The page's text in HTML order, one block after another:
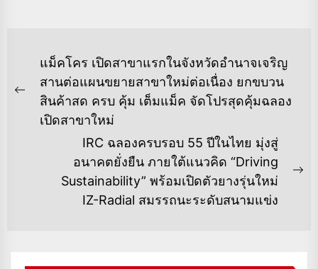
แนะแนว
เรื่อง
Previous
post:
แม็คโคร เปิดสาขาแรกในจังหวัดอำนาจเจริญ
สานต่อแผนขยายสาขาใหม่ต่อเนื่อง ยกขบวน
สินค้าสด ครบ คุ้ม เต็มแม็ค จัดโปรสุดคุ้มฉลอง
เปิดสาขาใหม่
IRC ฉลองครบรอบ 55 ปีในไทย มุ่งสู่
อนาคตยั่งยืน ภายใต้แนวคิด “Driving
Sustainability” พร้อมเปิดตัวยางรุ่นใหม่
IZ-Radial สมรรถนะระดับสนามแข่ง